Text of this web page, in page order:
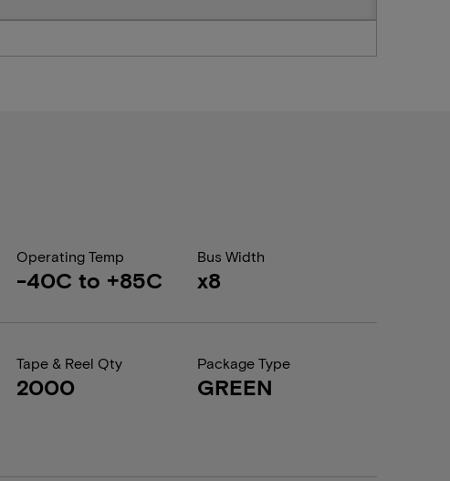
Operating Temp
-40C to +85C
Bus Width
x8
Tape & Reel Qty
2000
Package Type
GREEN